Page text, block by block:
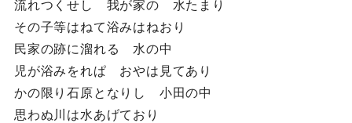
流れつくせし 我が家の 水たまり
その子等はねて浴みはねおり
民家の跡に溜れる 水の中
児が浴みをれぱ おやは見てあり
かの限り石原となりし 小田の中
思わぬ川は水あげており